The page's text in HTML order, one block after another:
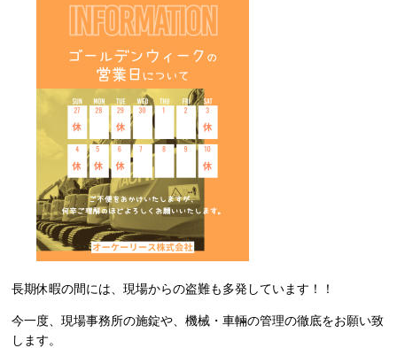
長期休暇の間には、現場からの盗難も多発しています！！
今一度、現場事務所の施錠や、機械・車輛の管理の徹底をお願い致
します‍。